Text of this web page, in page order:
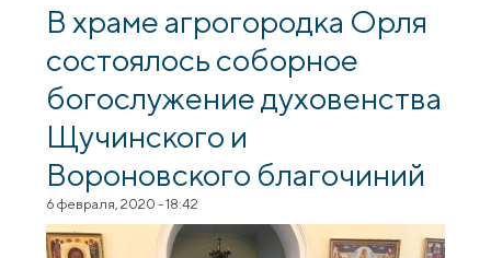
В храме агрогородка Орля
состоялось соборное
богослужение духовенства
Щучинского и
Вороновского благочиний
6 февраля, 2020 - 18:42